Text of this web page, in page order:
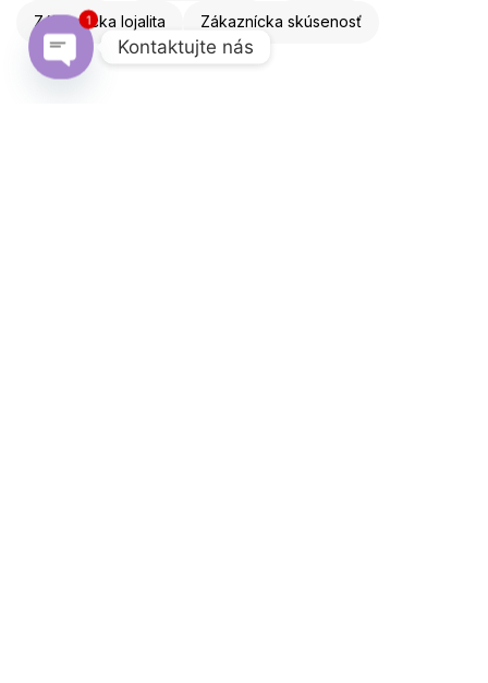
Zákaznícka lojalita Zákaznícka skúsenosť
Kontaktujte nás
1